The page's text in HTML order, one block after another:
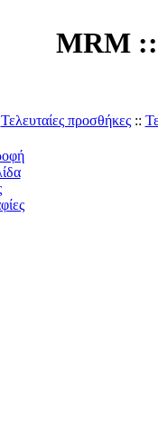
MRM
Τελευταίες προσθήκες::